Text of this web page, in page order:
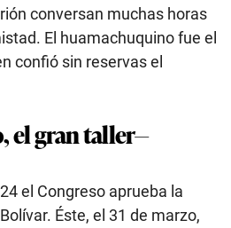
conversan muchas horas
El huamachuquino fue el
confió sin reservas el
el gran taller—
el Congreso aprueba la
Éste, el 31 de marzo,